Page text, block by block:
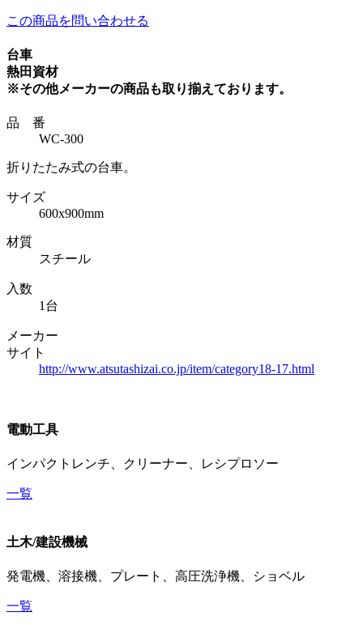
この商品を問い合わせる
台車
熱田資材
※その他メーカーの商品も取り揃えております。
品 番
WC-300
折りたたみ式の台車。
サイズ
600x900mm
材質
スチール
入数
1台
メーカー
サイト
http://www.atsutashizai.co.jp/item/category18-17.html
電動工具
インパクトレンチ、クリーナー、レシプロソー
一覧
土木/建設機械
発電機、溶接機、プレート、高圧洗浄機、ショベル
一覧